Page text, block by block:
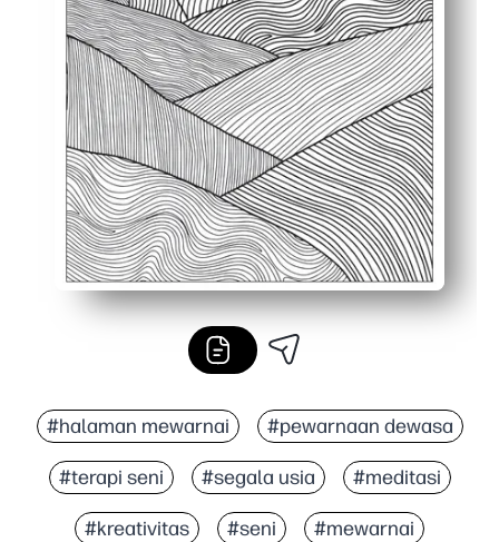
#halaman mewarnai #pewarnaan dewasa
#terapi seni #segala usia #meditasi
#kreativitas #seni #mewarnai